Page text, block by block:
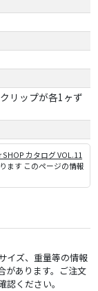
リップが各1ヶず
カタログ VOL.11
ます このページの情報
イズ、重量等の情報
があります。ご注文
ください。